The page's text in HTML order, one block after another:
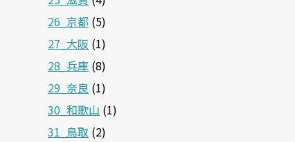
26_京都 (5)
27_大阪 (1)
28_兵庫 (8)
29_奈良 (1)
30_和歌山 (1)
31_鳥取 (2)